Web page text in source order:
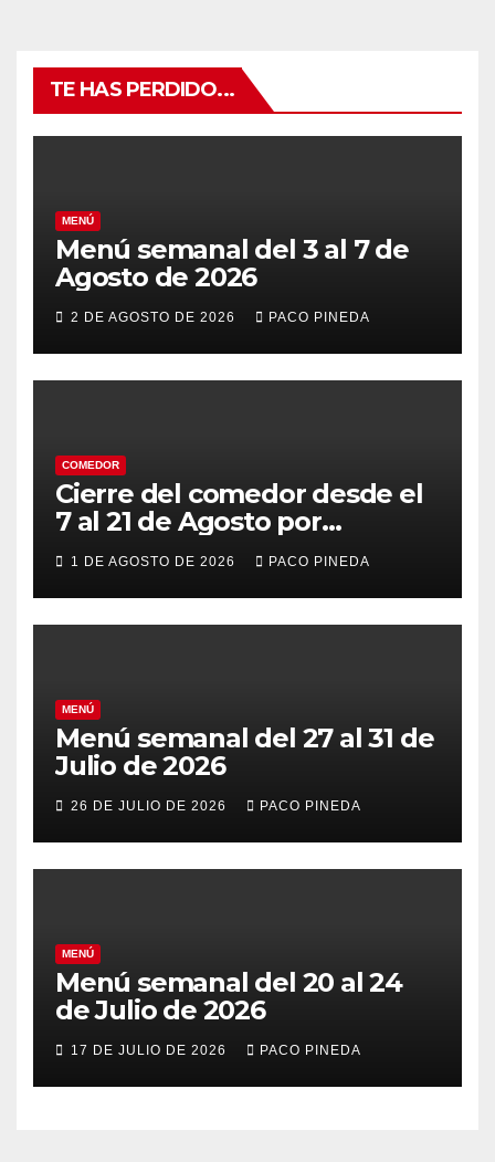
TE HAS PERDIDO...
MENÚ
Menú semanal del 3 al 7 de
Agosto de 2026
2 DE AGOSTO DE 2026 PACO PINEDA
COMEDOR
Cierre del comedor desde el
7 al 21 de Agosto por
vacaciones
1 DE AGOSTO DE 2026 PACO PINEDA
MENÚ
Menú semanal del 27 al 31 de
Julio de 2026
26 DE JULIO DE 2026 PACO PINEDA
MENÚ
Menú semanal del 20 al 24
de Julio de 2026
17 DE JULIO DE 2026 PACO PINEDA